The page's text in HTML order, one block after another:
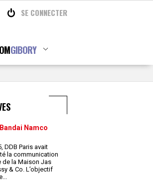
SE CONNECTER
GIBORY
Namco
DDB Paris avait
la communication
de la Maison Jas
& Co. L’objectif
...